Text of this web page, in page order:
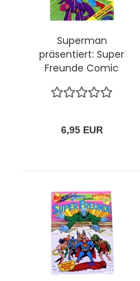
Superman
präsentiert: Super
Freunde Comic
Superheldin:
von Ehapa
6,95 EUR